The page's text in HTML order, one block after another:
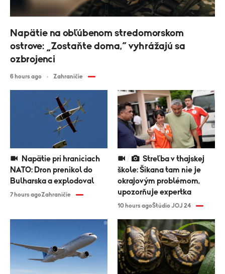
Napätie na obľúbenom stredomorskom
ostrove: „Zostaňte doma,“ vyhrážajú sa
ozbrojenci
6 hours ago Zahraničie
NATO: Dron prenikol do
Bulharska a explodoval
7 hours agoZahraničie
škole: Šikana tam nie je
okrajovým problémom,
upozorňuje expertka
10 hours agoŠtúdio JOJ 24